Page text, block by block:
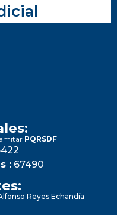
PQRSDF
: 67490
Reyes Echandía